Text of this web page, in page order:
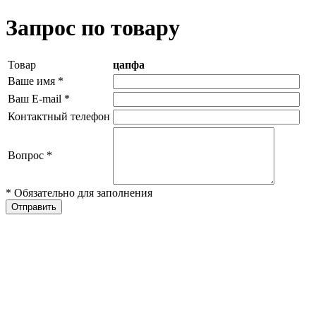
Запрос по товару
Товар
цапфа
Ваше имя *
Ваш E-mail *
Контактный телефон
Вопрос *
* Обязательно для заполнения
Отправить